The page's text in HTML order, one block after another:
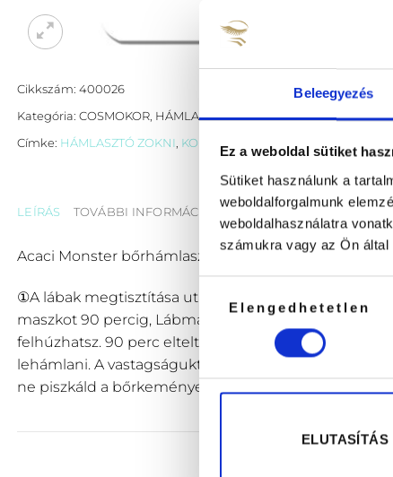
Beleegyezés
Ez a weboldal sütiket
Sütiket használunk a
weboldalforgalmunk
weboldalhasználatra
számukra vagy az Ön
kiválasztása
Elengedhetetlen
ELUTASÍTÁS
Cikkszám: 400026
Kategória: COSMOKOR HÁMLASZTÓ,K-BEAUTY,KÉZ ÉS LÁB
Címke: HÁMLASZTÓ ZOKNI KOREAI MASZKOK
LEÍRÁS TOVÁBBI INFORMÁCIÓK
Acaci Monster bőrhámlasztó lábmaszk zokni
①A lábak megtisztítása után nyisd ki a tasakot. ②
maszkot 90 percig, Lábmaszkunk felhelyezése
felhúzhatsz. 90 perc elteltével vedd le a
lehámlani. A vastagságuktól függően további 4-5
ne piszkáld a bőrkeményedéseket, amikor